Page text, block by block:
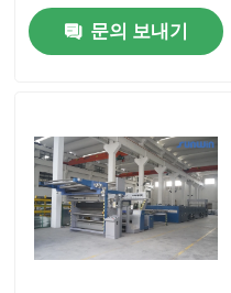
회사 소개
접촉
문의 보내기